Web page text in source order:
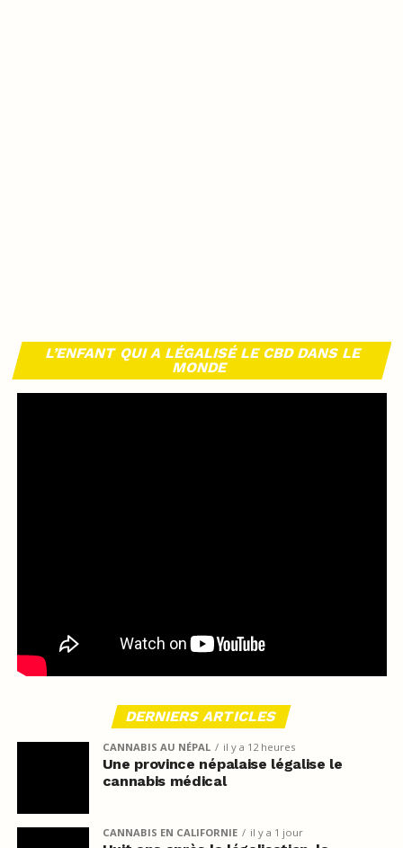
L’ENFANT QUI A LÉGALISÉ LE CBD DANS LE
MONDE
DERNIERS ARTICLES
CANNABIS AU NÉPAL il y a 12 heures
Une province népalaise légalise le
cannabis médical
CANNABIS EN CALIFORNIE il y a 1 jour